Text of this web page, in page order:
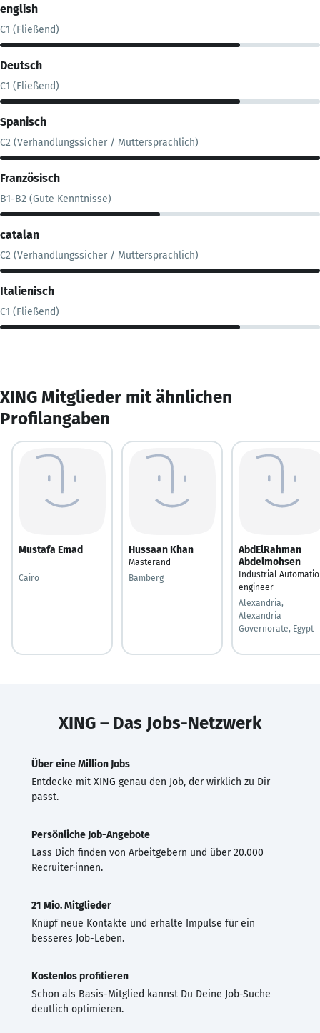
english
C1 (Fließend)
Deutsch
C1 (Fließend)
Spanisch
C2 (Verhandlungssicher / Muttersprachlich)
Französisch
B1-B2 (Gute Kenntnisse)
catalan
C2 (Verhandlungssicher / Muttersprachlich)
Italienisch
C1 (Fließend)
XING Mitglieder mit ähnlichen
Profilangaben
Mustafa Emad
---
Cairo
Hussaan Khan
Masterand
Bamberg
AbdElRahman
Abdelmohsen
Industrial
engineer
Alexandria,
Alexandria
Governorate, Egypt
XING – Das Jobs-Netzwerk
Über eine Million Jobs
Entdecke mit XING genau den Job, der wirklich zu Dir
passt.
Persönliche Job-Angebote
Lass Dich finden von Arbeitgebern und über 20.000
Recruiter·innen.
21 Mio. Mitglieder
Knüpf neue Kontakte und erhalte Impulse für ein
besseres Job-Leben.
Kostenlos profitieren
Schon als Basis-Mitglied kannst Du Deine Job-Suche
deutlich optimieren.